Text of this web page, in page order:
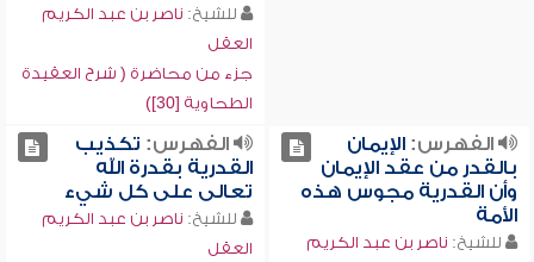
للشيخ: ناصر بن عبد الكريم
العقل
جزء من محاضرة ( شرح العقيدة
الطحاوية [30])
الفهرس:الإيمان
بالقدر من عقد الإيمان
وأن القدرية مجوس هذه
الأمة
للشيخ: ناصر بن عبد الكريم
الفهرس: تكذيب
القدرية بقدرة الله
تعالى على كل شيء
للشيخ: ناصر بن عبد الكريم
العقل